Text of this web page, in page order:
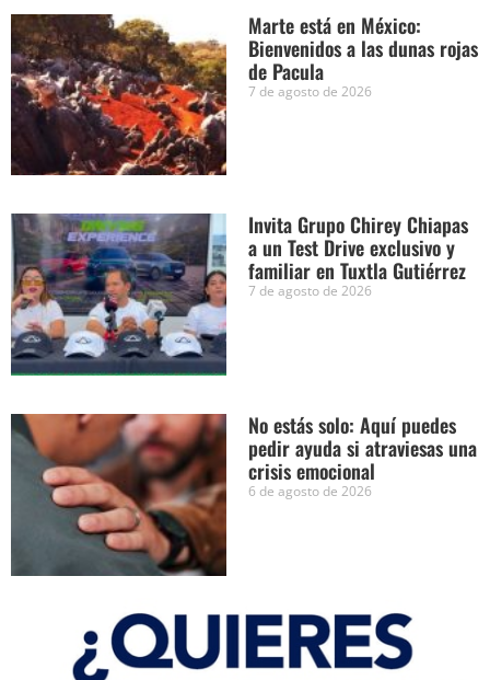
Marte está en México:
Bienvenidos a las dunas rojas
de Pacula
7 de agosto de 2026
Invita Grupo Chirey Chiapas
a un Test Drive exclusivo y
familiar en Tuxtla Gutiérrez
7 de agosto de 2026
No estás solo: Aquí puedes
pedir ayuda si atraviesas una
crisis emocional
6 de agosto de 2026